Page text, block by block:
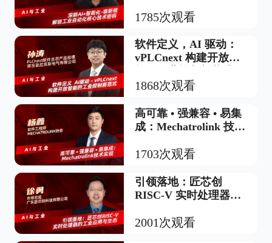
1785次观看
软件定义，AI 驱动：
vPLCnext 构建开放智
1868次观看
高可靠 • 强兼容 • 易集
成：Mechatrolink 技术
1703次观看
引领落地：匠芯创
RISC-V 实时处理器的
2001次观看